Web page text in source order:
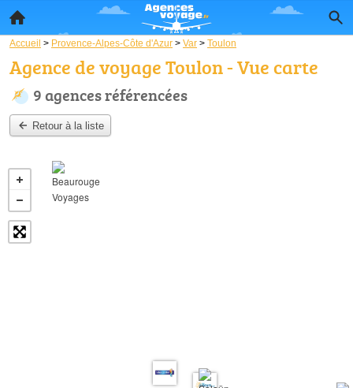
Accueil > Provence-Alpes-Côte d'Azur > Var > Toulon
Agence de voyage Toulon - Vue carte
9 agences référencées
Retour à la liste